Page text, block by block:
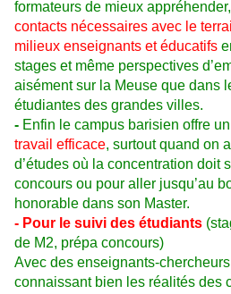
formateurs de mieux
contacts nécessaires avec le
milieux enseignants et éducatifs
stages et même perspectives
aisément sur la Meuse que dans
étudiantes des grandes villes.
- Enfin le campus barisien offre un
travail efficace, surtout quand on
d’études où la concentration doit
concours ou pour aller jusqu’au
honorable dans son Master.
- Pour le suivi des étudiants
de M2, prépa concours)
Avec des enseignants-
connaissant bien les réalités des